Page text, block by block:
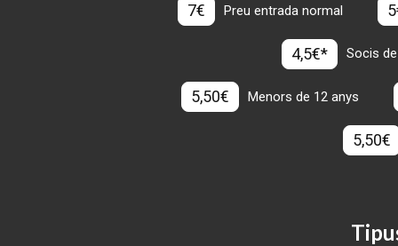
7€ Preu entrada normal
4,5€* Socis
5,50€ Menors de 12 anys
5,50€